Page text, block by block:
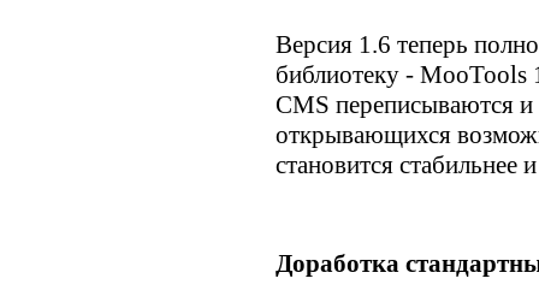
Версия 1.6 теперь
библиотеку - MooTools
CMS переписываются и
открывающихся
становится стабильнее
Доработка